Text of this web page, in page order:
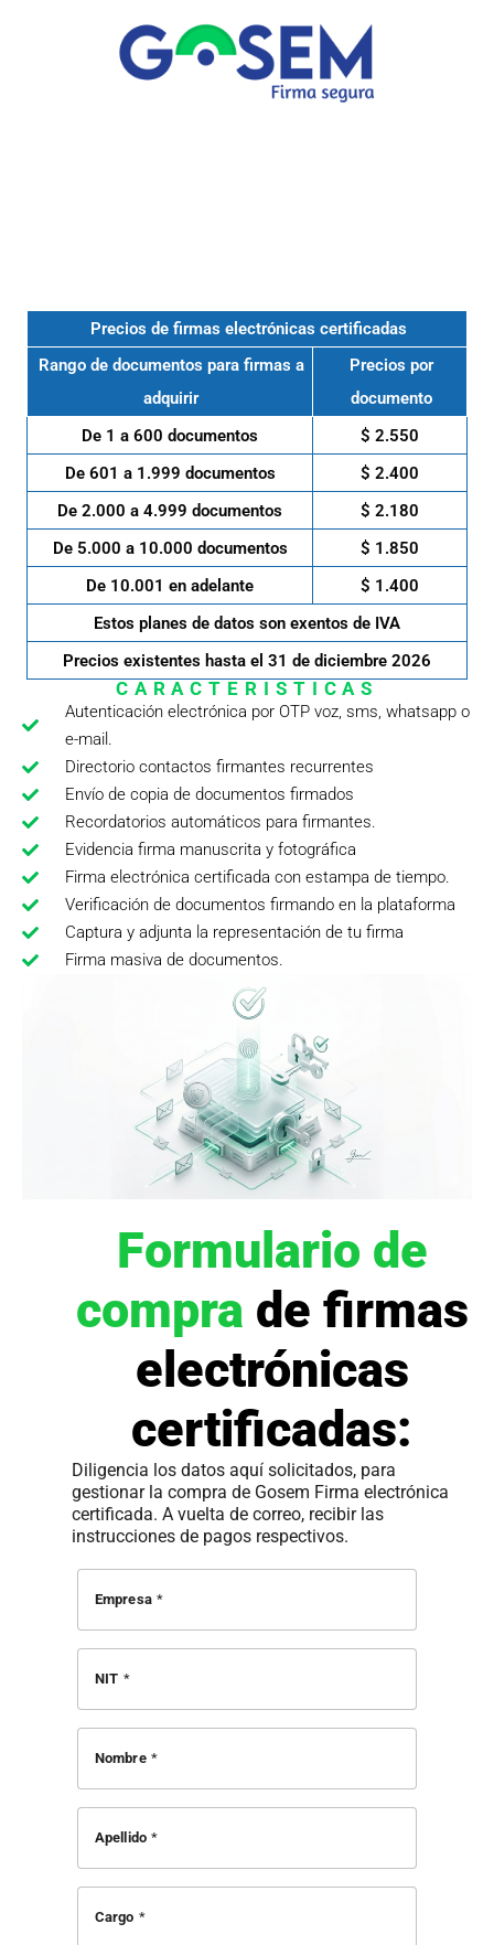
Precios de firmas electrónicas certificadas
Rango de documentos para firmas a
adquirir
Precios por
documento
De 1 a 600 documentos
$ 2.550
De 601 a 1.999 documentos
$ 2.400
De 2.000 a 4.999 documentos
$ 2.180
De 5.000 a 10.000 documentos
$ 1.850
De 10.001 en adelante
$ 1.400
Estos planes de datos son exentos de IVA
Precios existentes hasta el 31 de diciembre 2026
CARACTERISTICAS
Autenticación electrónica por OTP voz, sms, whatsapp o
e-mail.
Directorio contactos firmantes recurrentes
Envío de copia de documentos firmados
Recordatorios automáticos para firmantes.
Evidencia firma manuscrita y fotográfica
Firma electrónica certificada con estampa de tiempo.
Verificación de documentos firmando en la plataforma
Captura y adjunta la representación de tu firma
Firma masiva de documentos.
Formulario de
compra de firmas
electrónicas
certificadas:
Diligencia los datos aquí solicitados, para
gestionar la compra de Gosem Firma electrónica
certificada. A vuelta de correo, recibir las
instrucciones de pagos respectivos.
Empresa
NIT
Nombre
Apellido
Cargo